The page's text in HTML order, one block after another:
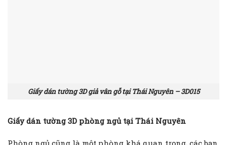
Giấy dán tường 3D giả vân gỗ tại Thái Nguyên – 3D015
Giấy dán tường 3D phòng ngủ tại Thái Nguyên
Phòng ngủ cũng là một phòng khá quan trọng, các bạn